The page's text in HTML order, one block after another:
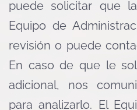
puede solicitar que
Equipo de
revisión o puede
En caso de que le
adicional, nos
para analizarlo. El